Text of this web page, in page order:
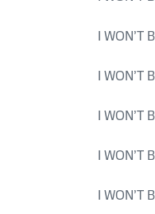
I WON’T
I WON’T
I WON’T
I WON’T
I WON’T